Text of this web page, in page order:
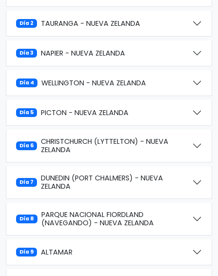
Día 2 TAURANGA - NUEVA ZELANDA
Día 3 NAPIER - NUEVA ZELANDA
Día 4 WELLINGTON - NUEVA ZELANDA
Día 5 PICTON - NUEVA ZELANDA
Día 6
CHRISTCHURCH (LYTTELTON) - NUEVA
ZELANDA
Día 7
DUNEDIN (PORT CHALMERS) - NUEVA
ZELANDA
Día 8
PARQUE NACIONAL FIORDLAND
(NAVEGANDO) - NUEVA ZELANDA
Día 9 ALTAMAR